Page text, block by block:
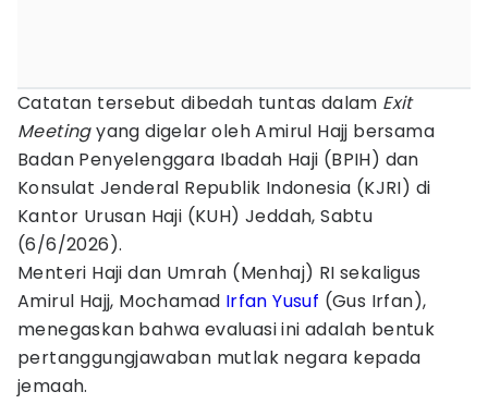
Catatan tersebut dibedah tuntas dalam Exit
Meetingyang digelar oleh Amirul Hajj bersama
Badan Penyelenggara Ibadah Haji (BPIH) dan
Konsulat Jenderal Republik Indonesia (KJRI) di
Kantor Urusan Haji (KUH) Jeddah, Sabtu
(6/6/2026).
Menteri Haji dan Umrah (Menhaj) RI sekaligus
Amirul Hajj, Mochamad Irfan Yusuf (Gus Irfan),
menegaskan bahwa evaluasi ini adalah bentuk
pertanggungjawaban mutlak negara kepada
jemaah.